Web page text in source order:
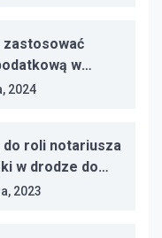
w
2024
do roli notariusza
w drodze do
2023